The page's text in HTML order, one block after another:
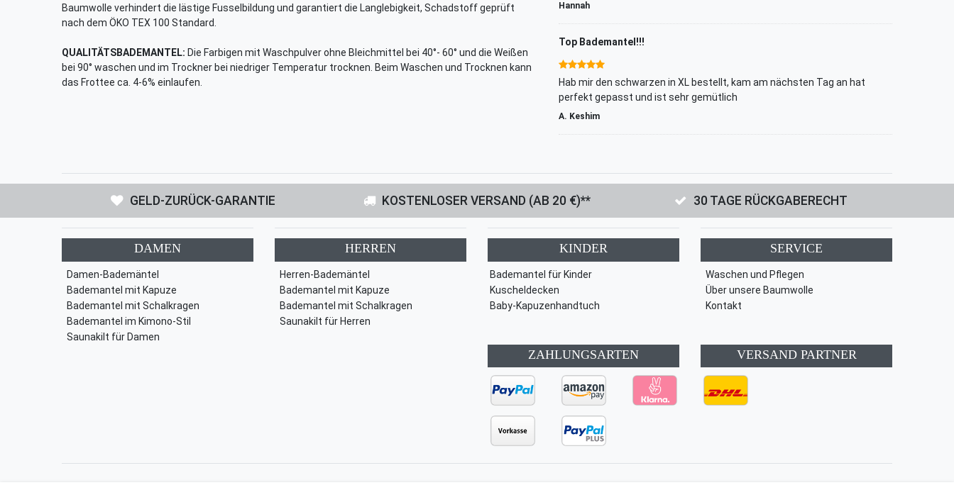
Baumwolle verhindert die lästige Fusselbildung und garantiert die Langlebigkeit, Schadstoff geprüft
nach dem ÖKO TEX 100 Standard.
QUALITÄTSBADEMANTEL: Die Farbigen mit Waschpulver ohne Bleichmittel bei 40°- 60° und die Weißen
bei 90° waschen und im Trockner bei niedriger Temperatur trocknen. Beim Waschen und Trocknen kann
das Frottee ca. 4-6% einlaufen.
Hannah
Top Bademantel!!!
Hab mir den schwarzen in XL bestellt, kam am nächsten Tag an hat
perfekt gepasst und ist sehr gemütlich
A. Keshim
GELD-ZURÜCK-GARANTIE KOSTENLOSER VERSAND (AB 20 €)** 30 TAGE RÜCKGABERECHT
DAMEN
Damen-Bademäntel
Bademantel mit Kapuze
Bademantel mit Schalkragen
Bademantel im Kimono-Stil
Saunakilt für Damen
HERREN
Herren-Bademäntel
Bademantel mit Kapuze
Bademantel mit Schalkragen
Saunakilt für Herren
KINDER
Bademantel für Kinder
Kuscheldecken
Baby-Kapuzenhandtuch
SERVICE
Waschen und Pflegen
Über unsere Baumwolle
Kontakt
ZAHLUNGSARTEN VERSAND PARTNER